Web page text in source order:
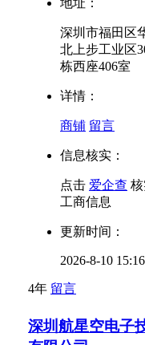
地址：
深圳市福田区
北上步工业区
栋西座406室
详情：
商铺 留言
信息核实：
点击 爱企查
工商信息
更新时间：
2026-8-10
4年 留言
深圳航星空电子